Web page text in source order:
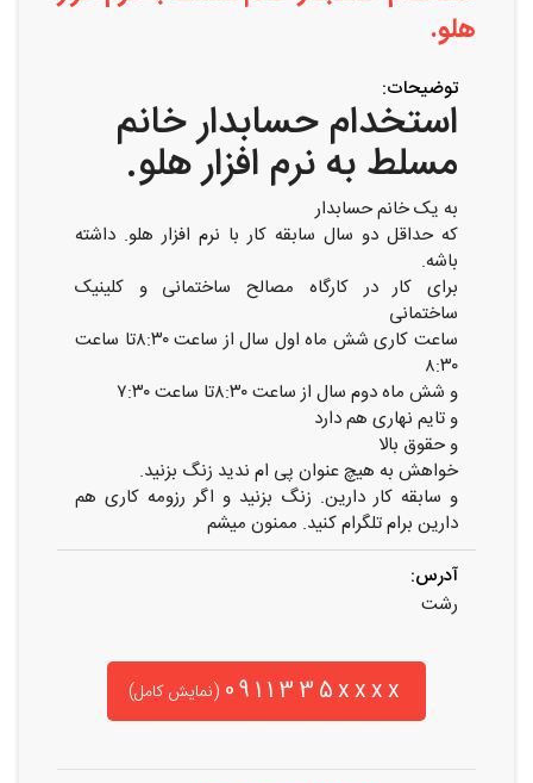
هلو.
توضیحات:
استخدام حسابدار خانم
مسلط به نرم افزار هلو.
به یک خانم حسابدار
که حداقل دو سال سابقه کار با نرم افزار هلو. داشته
باشه.
برای کار در کارگاه مصالح ساختمانی و کلینیک
ساختمانی
ساعت کاری شش ماه اول سال از ساعت ۸:۳۰تا ساعت
۸:۳۰
و شش ماه دوم سال از ساعت ۸:۳۰تا ساعت ۷:۳۰
و تایم نهاری هم دارد
و حقوق بالا
خواهش به هیچ عنوان پی ام ندید زنگ بزنید.
و سابقه کار دارین. زنگ بزنید و اگر رزومه کاری هم
دارین برام تلگرام کنید. ممنون میشم
آدرس:
رشت
0911335xxxx (نمایش کامل)